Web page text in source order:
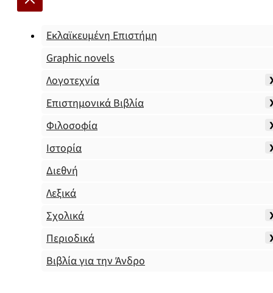
Εκλαϊκευμένη Επιστήμη
Graphic novels
Λογοτεχνία
Επιστημονικά Βιβλία
Φιλοσοφία
Ιστορία
Διεθνή
Λεξικά
Σχολικά
Περιοδικά
Βιβλία για την Άνδρο